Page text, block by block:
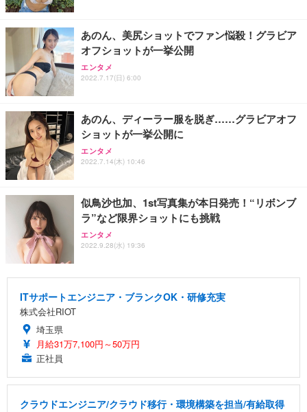
あのん、美尻ショットでファン悩殺！グラビア
オフショットが一挙公開
エンタメ
2022.7.17(日) 6:00
あのん、ディーラー服を脱ぎ……グラビアオフ
ショットが一挙公開に
エンタメ
2022.7.14(木) 10:46
似鳥沙也加、1st写真集が本日発売！“リボンブ
ラ”など限界ショットにも挑戦
エンタメ
2022.9.28(水) 19:36
ITサポートエンジニア・ブランクOK・研修充実
株式会社RIOT
埼玉県
月給31万7,100円～50万円
正社員
クラウドエンジニア/クラウド移行・環境構築を担当/有給取得